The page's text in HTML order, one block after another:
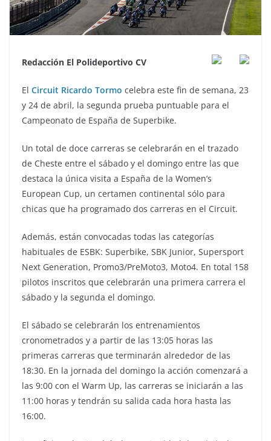
Redacción El Polideportivo CV
El Circuit Ricardo Tormo celebra este fin de semana, 23
y 24 de abril, la segunda prueba puntuable para el
Campeonato de España de Superbike.
Un total de doce carreras se celebrarán en el trazado
de Cheste entre el sábado y el domingo entre las que
destaca la única visita a España de la Women’s
European Cup, un certamen continental sólo para
chicas que ha programado dos carreras en el Circuit.
Además, están convocadas todas las categorías
habituales de ESBK: Superbike, SBK Junior, Supersport
Next Generation, Promo3/PreMoto3, Moto4. En total 158
pilotos inscritos que celebrarán una primera carrera el
sábado y la segunda el domingo.
El sábado se celebrarán los entrenamientos
cronometrados y a partir de las 13:05 horas las
primeras carreras que terminarán alrededor de las
18:30. En la jornada del domingo la acción comenzará a
las 9:00 con el Warm Up, las carreras se iniciarán a las
11:00 horas y tendrán su salida cada hora hasta las
16:00.